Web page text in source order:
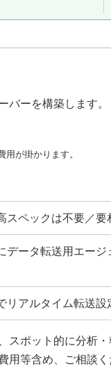
バーを構築します。
が掛かります。
スペックは不要／要
データ転送用エー
リアルタイム転送設
スポット的に分析
用等含め、ご相談く